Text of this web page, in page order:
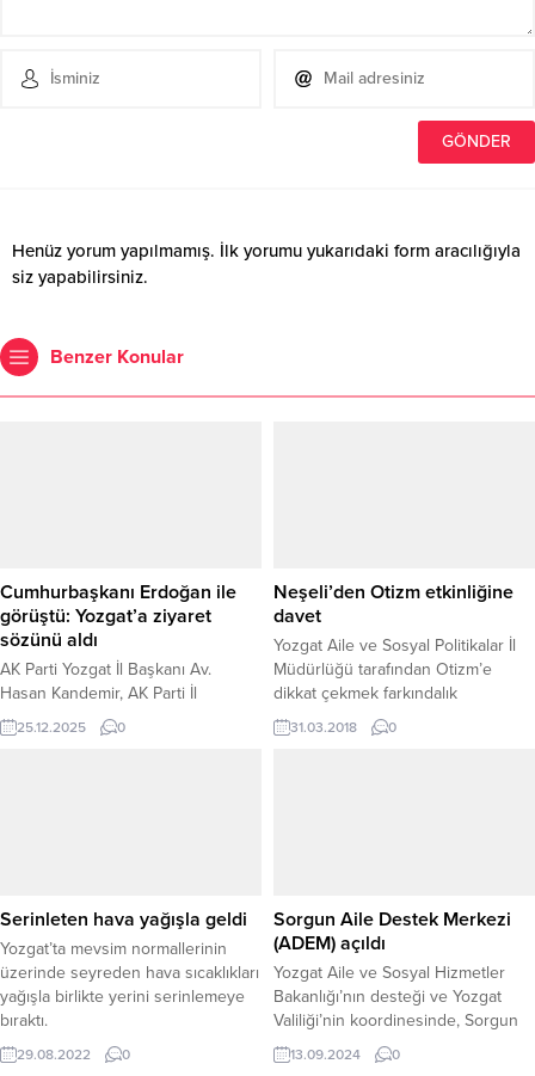
Henüz yorum yapılmamış. İlk yorumu yukarıdaki form aracılığıyla
siz yapabilirsiniz.
Benzer Konular
Cumhurbaşkanı Erdoğan ile
görüştü: Yozgat’a ziyaret
sözünü aldı
AK Parti Yozgat İl Başkanı Av.
Hasan Kandemir, AK Parti İl
Başkanları Toplantısı kapsamında
Cumhurbaşkanı ve AK Parti Genel
ziyaret talebini doğrudan
Cumhurbaşkanı Erdoğan’a iletti.
Erdoğan, bu talebi olumlu...
25.12.2025 0
Neşeli’den Otizm etkinliğine
davet
Yozgat Aile ve Sosyal Politikalar İl
Müdürlüğü tarafından Otizm’e
dikkat çekmek farkındalık
oluşturmak için 2 Nisan Pazartesi
saat 10:30’da Yozgat Lisesi
31.03.2018 0
Serinleten hava yağışla geldi
Yozgat’ta mevsim normallerinin
üzerinde seyreden hava sıcaklıkları
yağışla birlikte yerini serinlemeye
bıraktı.
29.08.2022 0
Sorgun Aile Destek Merkezi
(ADEM) açıldı
Yozgat Aile ve Sosyal Hizmetler
Bakanlığı’nın desteği ve Yozgat
Valiliği’nin koordinesinde, Sorgun
Sosyal Yardımlaşma ve Dayanışma
Vakfı (SYDV) bünyesinde kurulan
13.09.2024 0